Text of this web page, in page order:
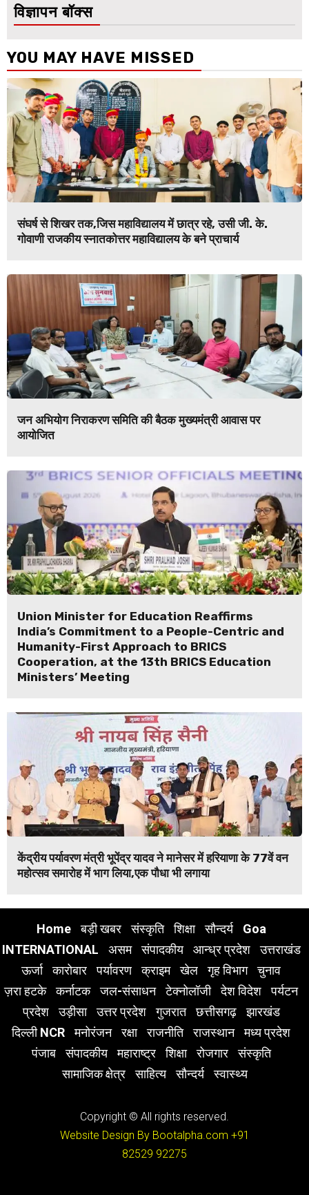
विज्ञापन बॉक्स
YOU MAY HAVE MISSED
संघर्ष से शिखर तक,जिस महाविद्यालय में छात्र रहे, उसी जी. के.
गोवाणी राजकीय स्नातकोत्तर महाविद्यालय के बने प्राचार्य
जन अभियोग निराकरण समिति की बैठक मुख्यमंत्री आवास पर
आयोजित
Union Minister for Education Reaffirms
India’s Commitment to a People-Centric and
Humanity-First Approach to BRICS
Cooperation, at the 13th BRICS Education
Ministers’ Meeting
केंद्रीय पर्यावरण मंत्री भूपेंद्र यादव ने मानेसर में हरियाणा के 77वें वन
महोत्सव समारोह में भाग लिया,एक पौधा भी लगाया
Home बड़ी खबर संस्कृति शिक्षा सौन्दर्य
Goa
INTERNATIONAL
असम संपादकीय आन्ध्र प्रदेश
उत्तराखंड
ऊर्जा
कारोबार पर्यावरण क्राइम खेल गृह विभाग
चुनाव
ज़रा हटके
कर्नाटक जल-संसाधन टेक्नोलॉजी देश विदेश
पर्यटन
प्रदेश
उड़ीसा उत्तर प्रदेश गुजरात छत्तीसगढ़
झारखंड
दिल्ली NCR
मनोरंजन रक्षा राजनीति राजस्थान
मध्य प्रदेश
पंजाब
संपादकीय महाराष्ट्र शिक्षा रोजगार
संस्कृति
सामाजिक क्षेत्र
साहित्य सौन्दर्य स्वास्थ्य
Copyright © All rights reserved.
Website Design By Bootalpha.com +91
82529 92275